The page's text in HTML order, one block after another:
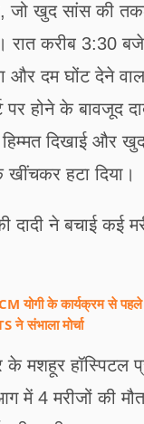
जो खुद सांस की
रात करीब 3:30
और दम घोंट देने
होने के बावजूद
हिम्मत दिखाई और
हटा दिया।
दादी ने बचाई कई
योगी के कार्यक्रम से
ने संभाला मोर्चा
मशहूर हॉस्पिटल
में 4 मरीजों की